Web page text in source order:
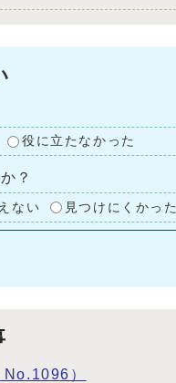
役に立たなかった
？
ない 見つけにくかった
）